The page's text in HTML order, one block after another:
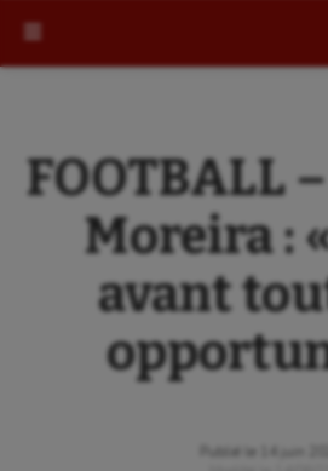
FOOTBALL
Moreira :
avant
Publié le